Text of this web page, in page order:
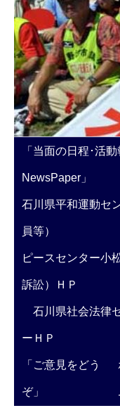
「当面の日程･活
NewsPaper」
石川県平和運動セ
員等）
ピースセンター小
訴訟）ＨＰ
石川県社会法律
ーＨＰ
「ご意見をどう
ぞ」